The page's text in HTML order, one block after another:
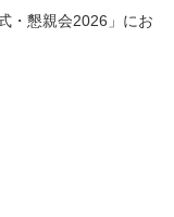
・懇親会2026」にお